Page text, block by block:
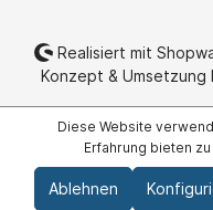
Realisiert mit
Konzept & Umsetzung
Diese Website
Erfahrung bieten
Ablehnen